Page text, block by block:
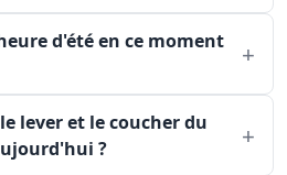
d'été en ce moment
lever et le coucher du
?